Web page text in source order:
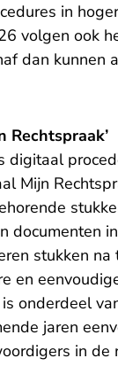
in
volgen ook
dan kunnen
Rechtspraak’
digitaal
Mijn
documenten
stukken
en
onderdeel
jaren
in de